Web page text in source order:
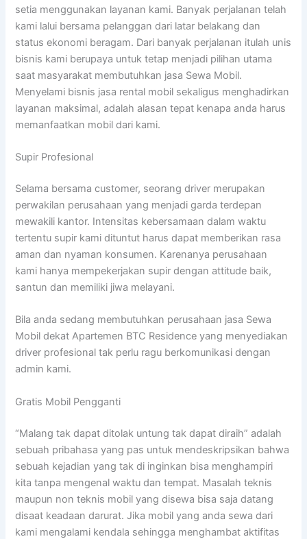
setia menggunakan layanan kami. Banyak perjalanan telah
kami lalui bersama pelanggan dari latar belakang dan
status ekonomi beragam. Dari banyak perjalanan itulah unis
bisnis kami berupaya untuk tetap menjadi pilihan utama
saat masyarakat membutuhkan jasa Sewa Mobil.
Menyelami bisnis jasa rental mobil sekaligus menghadirkan
layanan maksimal, adalah alasan tepat kenapa anda harus
memanfaatkan mobil dari kami.
Supir Profesional
Selama bersama customer, seorang driver merupakan
perwakilan perusahaan yang menjadi garda terdepan
mewakili kantor. Intensitas kebersamaan dalam waktu
tertentu supir kami dituntut harus dapat memberikan rasa
aman dan nyaman konsumen. Karenanya perusahaan
kami hanya mempekerjakan supir dengan attitude baik,
santun dan memiliki jiwa melayani.
Bila anda sedang membutuhkan perusahaan jasa Sewa
Mobil dekat Apartemen BTC Residence yang menyediakan
driver profesional tak perlu ragu berkomunikasi dengan
admin kami.
Gratis Mobil Pengganti
“Malang tak dapat ditolak untung tak dapat diraih” adalah
sebuah pribahasa yang pas untuk mendeskripsikan bahwa
sebuah kejadian yang tak di inginkan bisa menghampiri
kita tanpa mengenal waktu dan tempat. Masalah teknis
maupun non teknis mobil yang disewa bisa saja datang
disaat keadaan darurat. Jika mobil yang anda sewa dari
kami mengalami kendala sehingga menghambat aktifitas